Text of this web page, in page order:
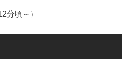
分頃～）